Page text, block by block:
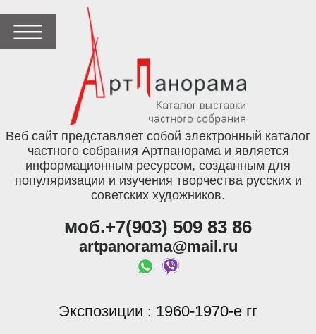
Веб сайт представляет собой электронный каталог
частного собрания Артпанорама и является
информационным ресурсом, созданным для
популяризации и изучения творчества русских и
советских художников.
моб.+7(903) 509 83 86
artpanorama@mail.ru
Экспозиции : 1960-1970-е гг